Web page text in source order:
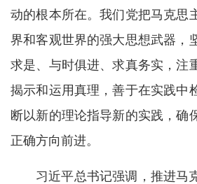
动的根本所在。我们党把马克思
界和客观世界的强大思想武器，
求是、与时俱进、求真务实，注
揭示和运用真理，善于在实践中
断以新的理论指导新的实践，确
正确方向前进。
习近平总书记强调，推进马